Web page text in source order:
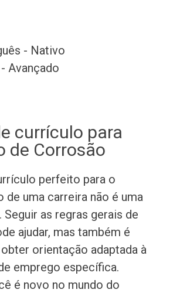
- Nativo
Avançado
currículo para
de Corrosão
perfeito para o
de uma carreira não é uma
as regras gerais de
ajudar, mas também é
orientação adaptada à
emprego específica.
é novo no mundo do